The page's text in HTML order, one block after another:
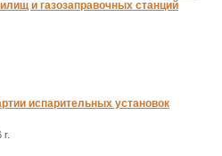
и газозаправочных станций
испарительных установок